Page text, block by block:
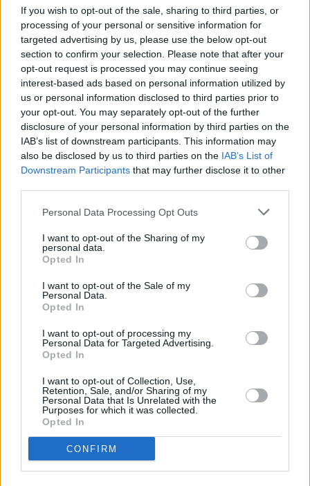
If you wish to opt-out of the sale, sharing to third parties, or
processing of your personal or sensitive information for
targeted advertising by us, please use the below opt-out
section to confirm your selection. Please note that after your
opt-out request is processed you may continue seeing
interest-based ads based on personal information utilized by
us or personal information disclosed to third parties prior to
your opt-out. You may separately opt-out of the further
disclosure of your personal information by third parties on the
IAB’s list of downstream participants. This information may
also be disclosed by us to third parties on the IAB’s List of
Downstream Participants that may further disclose it to other
Personal Data Processing Opt Outs
I want to opt-out of the Sharing of my
personal data.
Opted In
I want to opt-out of the Sale of my
Personal Data.
Opted In
I want to opt-out of processing my
Personal Data for Targeted Advertising.
Opted In
I want to opt-out of Collection, Use,
Retention, Sale, and/or Sharing of my
Personal Data that Is Unrelated with the
Purposes for which it was collected.
Opted In
CONFIRM
Perhoslaakso
Luonnonystävät nauttivat käynnistäPetaloudesin
Perhoslaaksossa, joka on koti tuhansille Jersey Tiger -
perhosille erityisesti elokuussa ja syyskuussa. Laaksossa
on kauniita polkuja ja siltoja, jotka johtavat purojen ja
vesiputousten yli.
Veneretket
Veneretkillä voi tutustua Rodoksen ympäristöön. Retken voi
tehdä vaikka Symin saarelle, missä pääsee kokemaan
hieman erilaisia rantoja ja kyläelämää.
Akvaario
Rodoksen akvaariossa voi oppia meren elämästä. Akvaario
on kompakti eikä maailman nykyaikaisin, mutta se tarjoaa
pienimmille.
Lelumuseo
Rodoksen lelumuseo esittelee vanhoja leluja, mukaan
lukien alkuperäispakkauksissaan olevia Playmobil-